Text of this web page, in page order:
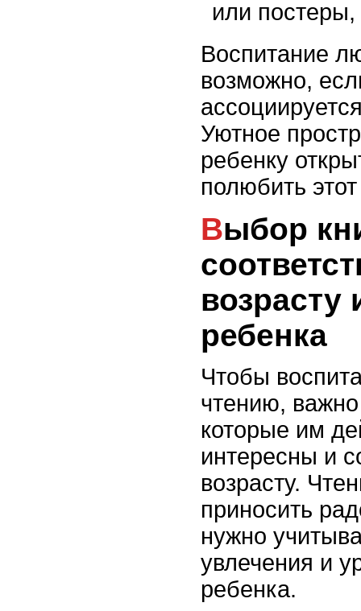
или
Воспитание
возможно,
Уютное
ребенку
полюбить
Выбор книг,
возрасту
ребенка
Чтобы
чтению,
которые им
интересны и
возрасту.
приносить
нужно
увлечения и
ребенка.